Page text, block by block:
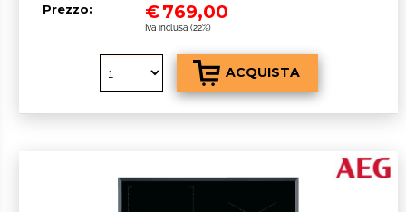
Prezzo: €769,00
Iva inclusa (22%)